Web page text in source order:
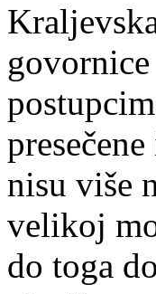
nisu više
velikoj
do toga